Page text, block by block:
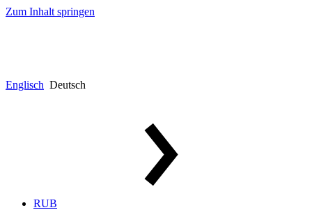
Zum Inhalt springen
Englisch Deutsch
RUB